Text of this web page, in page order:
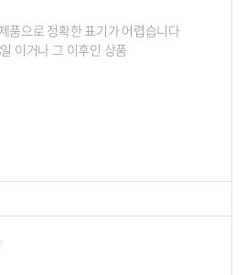
품으로 정확한 표기가 어렵습니다
이거나 그 이후인 상품